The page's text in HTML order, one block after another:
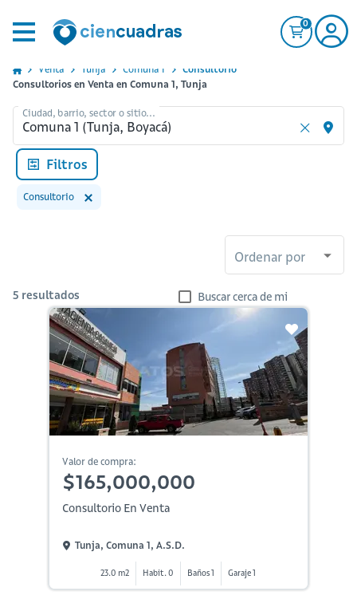
0
Venta Tunja Comuna 1
Consultorio
Consultorios en Venta en Comuna 1, Tunja
Ciudad, barrio, sector o sitio...
Filtros
Consultorio
Ordenar por
5 resultados Buscar cerca de mi
Valor de compra:
$165,000,000
Consultorio En Venta
Tunja, Comuna 1, A.s.d.
23.0 m2 Habit. 0 Baños 1 Garaje 1